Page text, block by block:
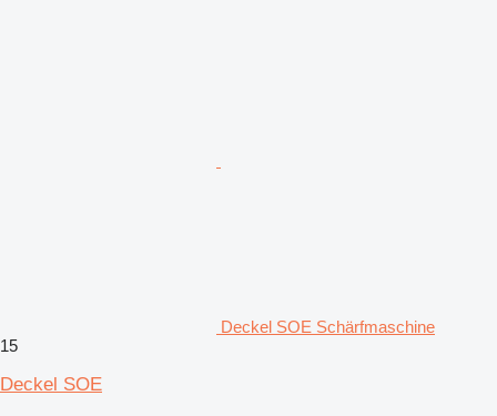
Deckel SOE Schärfmaschine
15
Deckel SOE